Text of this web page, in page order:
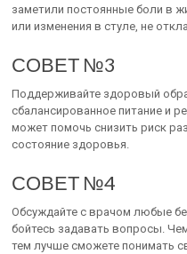
заметили постоянные боли в
или изменения в стуле, не
СОВЕТ №3
Поддерживайте здоровый
сбалансированное питание и
может помочь снизить риск
состояние здоровья.
СОВЕТ №4
Обсуждайте с врачом любые
бойтесь задавать вопросы.
тем лучше сможете понимать